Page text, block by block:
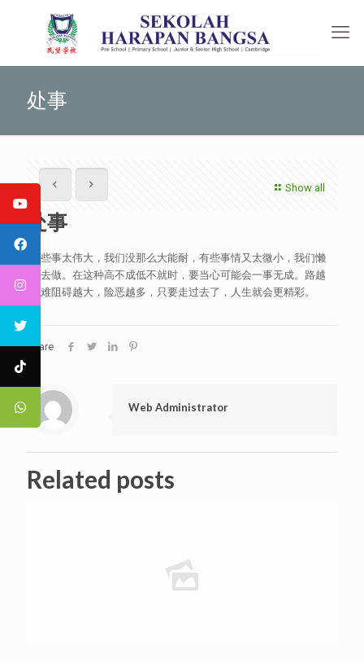
处事
Show all
处事
有些事太伟大，我们没那么大能耐，有些事情又太微小，我们懒
得去做。在这种高不成低不就时，要当心可能会一事无成。路越
艰难阻碍越大，险恶越多，只要走过去了，人生就会更精彩。
Share
Web Administrator
Related posts